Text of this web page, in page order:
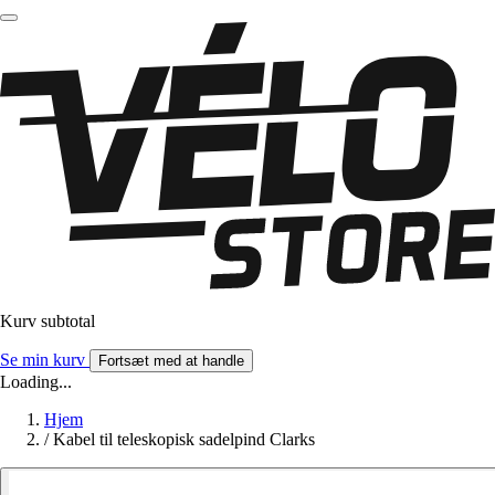
Kurv subtotal
Se min kurv Fortsæt med at handle
Loading...
Hjem
/ Kabel til teleskopisk sadelpind Clarks